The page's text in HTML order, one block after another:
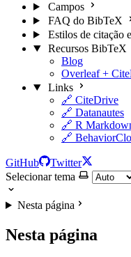
Campos
FAQ do BibTeX
Estilos de citação
Recursos BibTeX
Blog
Overleaf +
Links
🔗 CiteDrive
🔗 Datanautes
🔗 R
🔗
GitHub
Twitter
Selecionar tema
Nesta página
Nesta página